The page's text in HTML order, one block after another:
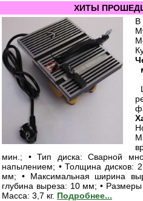
ХИТЫ
В
мин.; • Тип диска: Сварной
напылением; • Толщина дисков:
мм; • Максимальная ширина
глубина выреза: 10 мм; •
Масса: 3,7 кг. Подробнее...